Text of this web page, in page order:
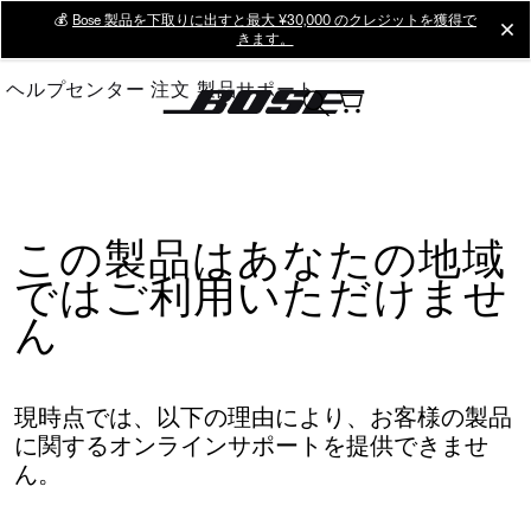
Main
💰 Bose 製品を下取りに出すと最大 ¥30,000 のクレジットを獲得で
きます。
ヘルプセンター 注文 製品サポート
この製品はあなたの地域
ではご利用いただけませ
ん
現時点では、以下の理由により、お客様の製品
に関するオンラインサポートを提供できませ
ん。